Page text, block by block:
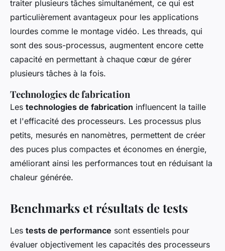
traiter plusieurs tâches simultanément, ce qui est
particulièrement avantageux pour les applications
lourdes comme le montage vidéo. Les threads, qui
sont des sous-processus, augmentent encore cette
capacité en permettant à chaque cœur de gérer
plusieurs tâches à la fois.
Technologies de fabrication
Les technologies de fabrication influencent la taille
et l'efficacité des processeurs. Les processus plus
petits, mesurés en nanomètres, permettent de créer
des puces plus compactes et économes en énergie,
améliorant ainsi les performances tout en réduisant la
chaleur générée.
Benchmarks et résultats de tests
Les tests de performance sont essentiels pour
évaluer objectivement les capacités des processeurs